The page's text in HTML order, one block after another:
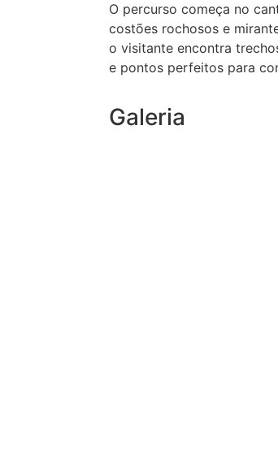
O percurso começa no
costões rochosos e
o visitante encontra
e pontos perfeitos para
Galeria